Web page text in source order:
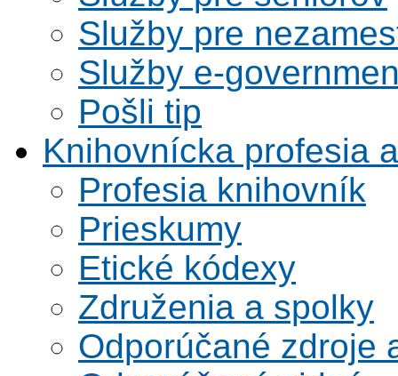
Služby pre
Služby e-
Pošli tip
Knihovnícka profesia
Profesia knihovník
Prieskumy
Etické kódexy
Združenia a spolky
Odporúčané zdroje